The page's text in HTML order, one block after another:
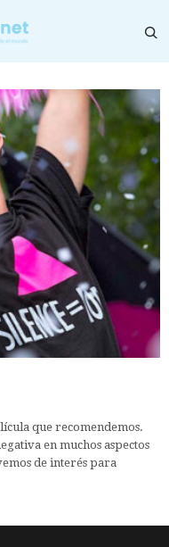
que recomendemos.
en muchos aspectos
de interés para